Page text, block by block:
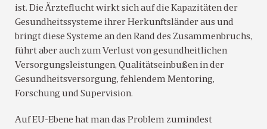
ist. Die Ärzteflucht wirkt sich auf die Kapazitäten der
Gesundheitssysteme ihrer Herkunftsländer aus und
bringt diese Systeme an den Rand des Zusammenbruchs,
führt aber auch zum Verlust von gesundheitlichen
Versorgungsleistungen, Qualitätseinbußen in der
Gesundheitsversorgung, fehlendem Mentoring,
Forschung und Supervision.
Auf EU-Ebene hat man das Problem zumindest